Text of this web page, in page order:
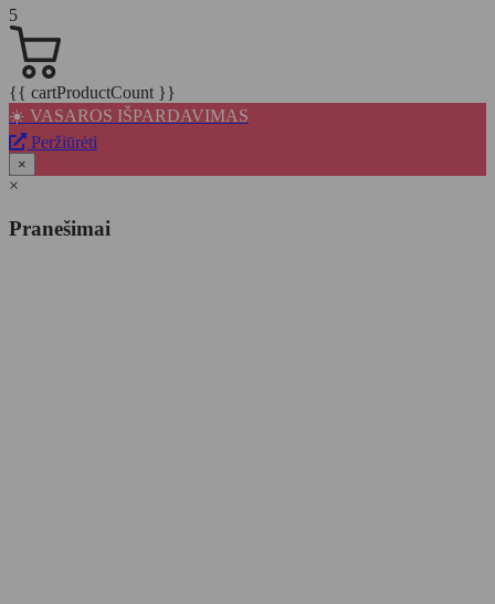
5
{{ cartProductCount }}
☀️ VASAROS IŠPARDAVIMAS
Peržiūrėti
×
×
Pranešimai